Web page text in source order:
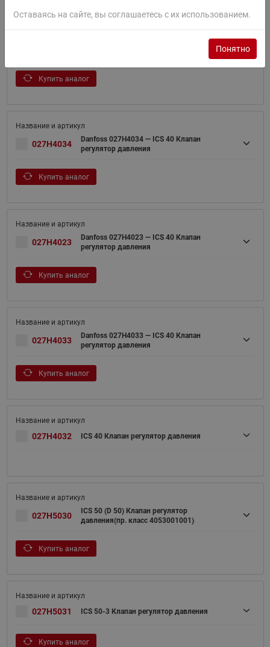
Купить аналог
027H4034
Danfoss 027H4034 — ICS 40 Клапан
регулятор давления
Купить аналог
027H4023
Danfoss 027H4023 — ICS 40 Клапан
регулятор давления
Купить аналог
027H4033
Danfoss 027H4033 — ICS 40 Клапан
регулятор давления
Купить аналог
027H4032 ICS 40 Клапан регулятор давления
027H5030
ICS 50 (D 50) Клапан регулятор
давления(пр. класс 4053001001)
Купить аналог
027H5031 ICS 50-3 Клапан регулятор давления
Купить аналог
Оставаясь на сайте, вы соглашаетесь с их использованием.
Понятно